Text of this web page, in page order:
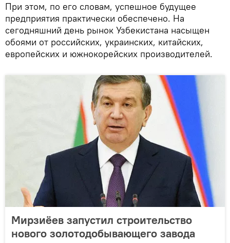
При этом, по его словам, успешное будущее
предприятия практически обеспечено. На
сегодняшний день рынок Узбекистана насыщен
обоями от российских, украинских, китайских,
европейских и южнокорейских производителей.
Мирзиёев запустил строительство
нового золотодобывающего завода